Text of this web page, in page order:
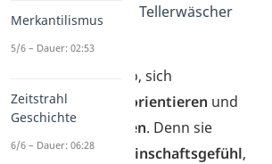
amerikanische „vom Tellerwäscher
Narrative helfen also, sich
gesellschaftlich zu orientieren und
dieWelt zu verstehen. Denn sie
vermitteln ein Gemeinschaftsgefühl,
Merkantilismus
5/6 – Dauer: 02:53
Zeitstrahl
Geschichte
6/6 – Dauer: 06:28